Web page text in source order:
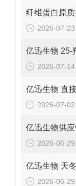
2026-07-23
2026-07-14
2026-07-02
亿迅生物供
2026-06-29
2026-06-29